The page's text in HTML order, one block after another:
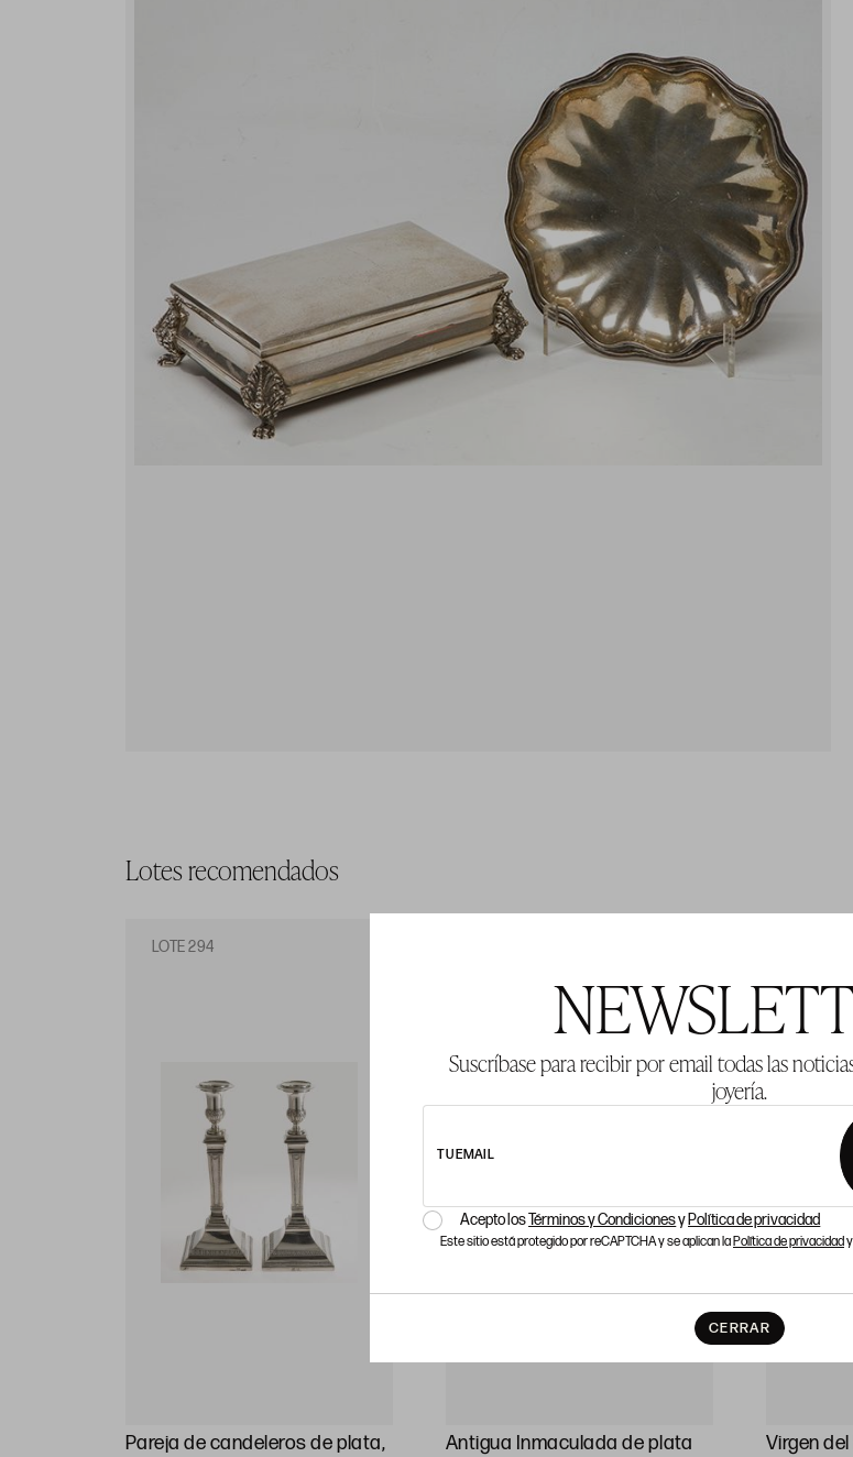
Suscríbase para recibir por email todas las
joyería.
TU EMAIL
Acepto losTérminos y Condicionesy Política de privacidad
Este sitio está protegido por reCAPTCHA y se aplican laPolítica de privacidad
CERRAR
Lotes recomendados
LOTE 294
Pareja de candeleros de plata,
Antigua Inmaculada de plata
Virgen